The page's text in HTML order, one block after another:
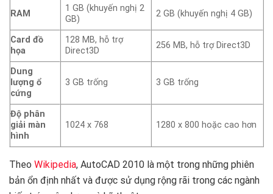
RAM
1 GB (khuyến nghị 2
GB)
2 GB (khuyến nghị 4 GB)
Card đồ
họa
128 MB, hỗ trợ
Direct3D
256 MB, hỗ trợ Direct3D
Dung
lượng ổ
cứng
3 GB trống 3 GB trống
Độ phân
giải màn
hình
1024 x 768 1280 x 800 hoặc cao hơn
Theo Wikipedia, AutoCAD 2010 là một trong những phiên
bản ổn định nhất và được sử dụng rộng rãi trong các ngành